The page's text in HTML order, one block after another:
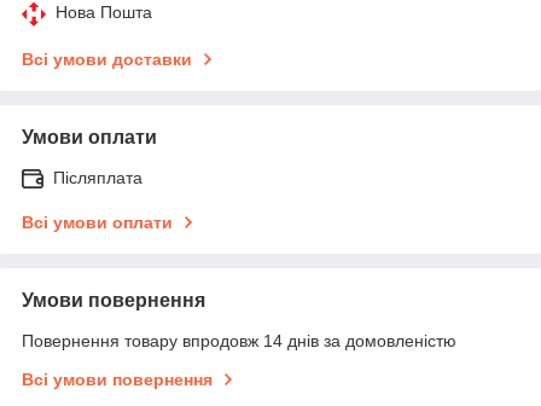
Нова Пошта
Всі умови доставки
Умови оплати
Післяплата
Всі умови оплати
Умови повернення
Повернення товару впродовж 14 днів за домовленістю
Всі умови повернення